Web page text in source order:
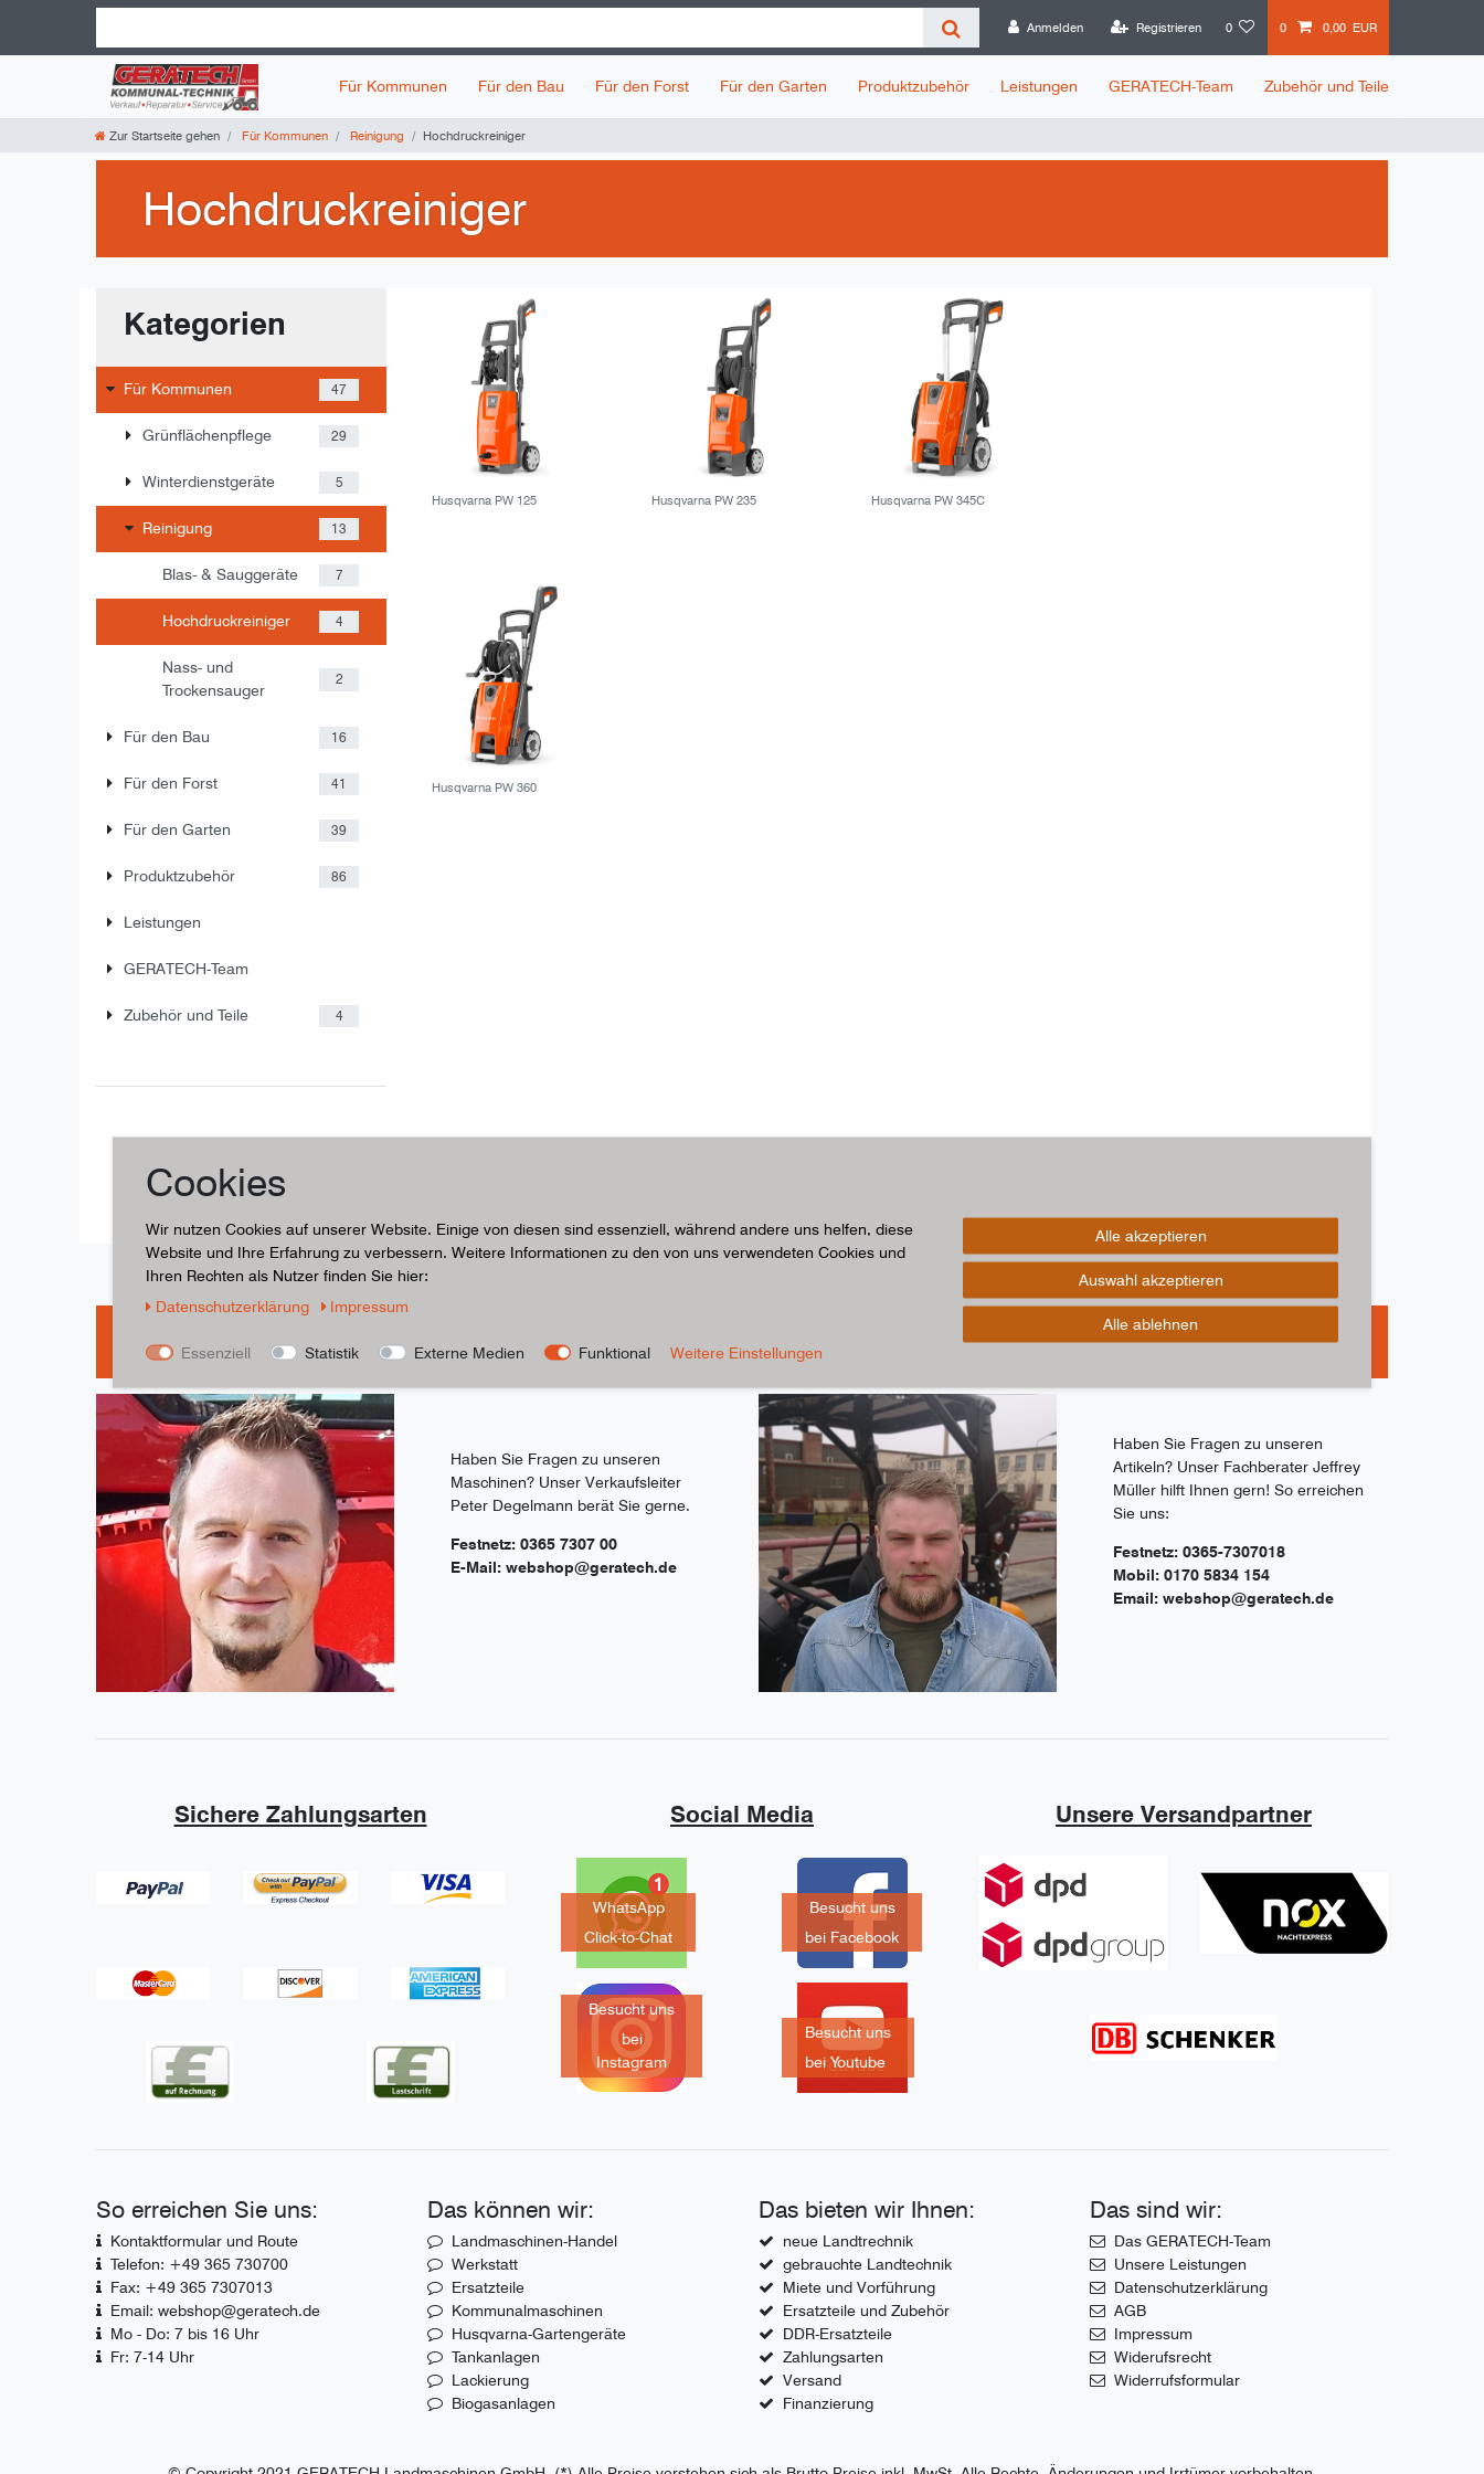
Anmelden Registrieren 0 0 0,00 EUR
Für Kommunen Für den Bau Für den Forst Für den Garten Produktzubehör Leistungen GERATECH-Team Zubehör und Teile
Zur Startseite gehen Für Kommunen Reinigung Hochdruckreiniger
Hochdruckreiniger
Kategorien
Für Kommunen 47
Grünflächenpflege 29
Winterdienstgeräte 5
Reinigung 13
Blas- & Sauggeräte 7
Hochdruckreiniger 4
Nass- und
Trockensauger
2
Für den Bau 16
Für den Forst 41
Für den Garten 39
Produktzubehör 86
Leistungen
GERATECH-Team
Zubehör und Teile 4
Hersteller
Husqvarna
Husqvarna PW 125 Husqvarna PW 235 Husqvarna PW 345C
Husqvarna PW 360
Haben Sie Fragen? So erreichen Sie uns:
Haben Sie Fragen zu unseren
Maschinen? Unser Verkaufsleiter
Peter Degelmann berät Sie gerne.
Festnetz: 0365 7307 00
E-Mail: webshop@geratech.de
Haben Sie Fragen zu unseren
Artikeln? Unser Fachberater Jeffrey
Müller hilft Ihnen gern! So erreichen
Sie uns:
Festnetz: 0365-7307018
Mobil: 0170 5834 154
Email: webshop@geratech.de
Sichere Zahlungsarten Social Media
WhatsApp
Click-to-Chat
Besucht uns
bei Facebook
Besucht uns
bei
Instagram
Besucht uns
bei Youtube
Unsere Versandpartner
So erreichen Sie uns:
Kontaktformular und Route
Telefon: +49 365 730700
Fax: +49 365 7307013
Email: webshop@geratech.de
Mo - Do: 7 bis 16 Uhr
Fr: 7-14 Uhr
Das können wir:
Landmaschinen-Handel
Werkstatt
Ersatzteile
Kommunalmaschinen
Husqvarna-Gartengeräte
Tankanlagen
Lackierung
Biogasanlagen
Das bieten wir Ihnen:
neue Landtrechnik
gebrauchte Landtechnik
Miete und Vorführung
Ersatzteile und Zubehör
DDR-Ersatzteile
Zahlungsarten
Versand
Finanzierung
Das sind wir:
Das GERATECH-Team
Unsere Leistungen
Datenschutzerklärung
AGB
Impressum
Widerufsrecht
Widerrufsformular
Cookies
Wir nutzen Cookies auf unserer Website. Einige von diesen sind essenziell, während andere uns helfen, diese
Website und Ihre Erfahrung zu verbessern. Weitere Informationen zu den von uns verwendeten Cookies und
Ihren Rechten als Nutzer finden Sie hier:
Daten­schutz­erklärung
Impressum
Essenziell Statistik Externe Medien Funktional Weitere Einstellungen
Alle akzeptieren
Auswahl akzeptieren
Alle ablehnen